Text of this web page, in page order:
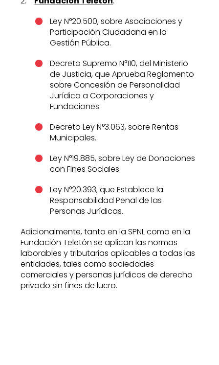
Ley N°20.500, sobre Asociaciones y
Participación Ciudadana en la
Gestión Pública.
Decreto Supremo N°110, del Ministerio
de Justicia, que Aprueba Reglamento
sobre Concesión de Personalidad
Jurídica a Corporaciones y
Fundaciones.
Decreto Ley N°3.063, sobre Rentas
Municipales.
Ley N°19.885, sobre Ley de Donaciones
con Fines Sociales.
Ley N°20.393, que Establece la
Responsabilidad Penal de las
Personas Jurídicas.
Adicionalmente, tanto en la SPNL como en la
Fundación Teletón se aplican las normas
laborables y tributarias aplicables a todas las
entidades, tales como sociedades
comerciales y personas jurídicas de derecho
privado sin fines de lucro.